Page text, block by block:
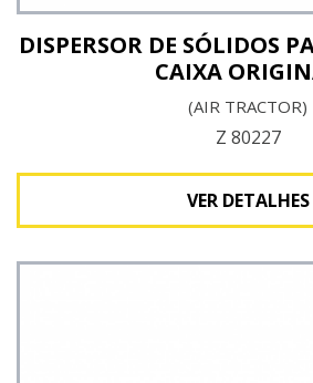
DISPERSOR DE SÓLIDOS
CAIXA
(AIR TRACTOR)
Z 80227
VER DETALHES